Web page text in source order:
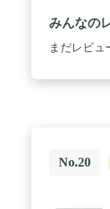
みんなの
まだレビュ
No.20